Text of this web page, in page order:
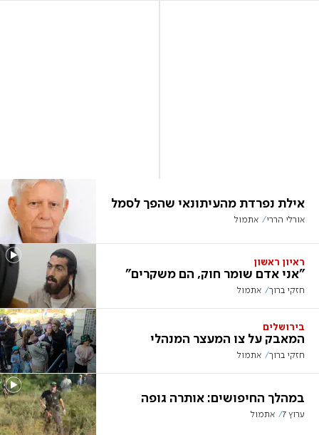
אילת נפרדת מהעיתונאי שהפך לסמל
אורלי הררי אתמול
ראיון ראשון
"אני אדם שומר חוק, הם משקרים"
חזקי ברוך אתמול
בירושלים
המאבק על צו המעצר המנהלי
חזקי ברוך אתמול
במהלך החיפושים: אותרה גופה
ערוץ 7 אתמול